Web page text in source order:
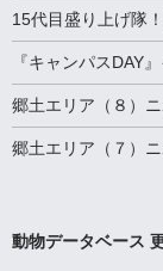
15代目盛り上げ隊
『キャンパスDAY
郷土エリア（８）
郷土エリア（７）
動物データベース